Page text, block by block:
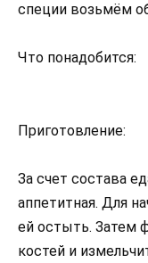
специи возьмём
Что понадобится:
Приготовление:
За счет состава
аппетитная. Для
ей остыть. Затем
костей и